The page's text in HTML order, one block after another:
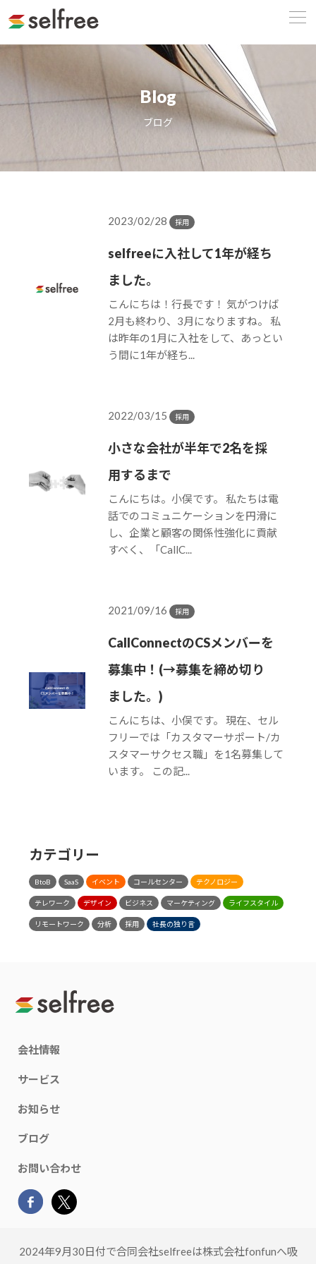
Blog
ブログ
2023/02/28 採用
selfreeに入社して1年が経ち
ました。
こんにちは！行長です！ 気がつけば
2月も終わり、3月になりますね。 私
は昨年の1月に入社をして、あっとい
う間に1年が経ち...
2022/03/15 採用
小さな会社が半年で2名を採
用するまで
こんにちは。小俣です。 私たちは電
話でのコミュニケーションを円滑に
し、企業と顧客の関係性強化に貢献
すべく、「CallC...
2021/09/16 採用
CallConnectのCSメンバーを
募集中！(→募集を締め切り
ました。)
こんにちは、小俣です。 現在、セル
フリーでは「カスタマーサポート/カ
スタマーサクセス職」を1名募集して
います。 この記...
カテゴリー
BtoB SaaS イベント コールセンター テクノロジー
テレワーク デザイン ビジネス マーケティング ライフスタイル
リモートワーク 分析 採用 社長の独り言
会社情報
サービス
お知らせ
ブログ
お問い合わせ
2024年9月30日付で合同会社selfreeは株式会社fonfunへ吸